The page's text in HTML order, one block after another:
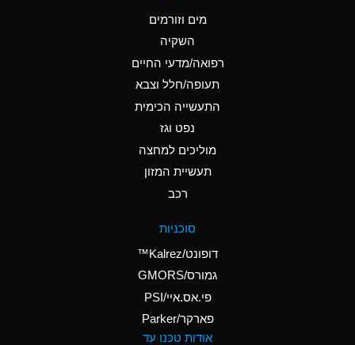
Ammonium Hydroxide
A
Ammonium Nitrate
Ammonium Nitrite
Ammonium Persulfate
Ammonium Phosphate
A
Ammonium Sulfate
*
מים וזורמים
השקיה
רפואה/מדעי החיים
תעופה/חלל וצבא
התעשייה הכימית
נפט וגז
מוליכים למחצה
תעשיית המזון
רכב
סוכניות
דופונט/Kalrez™
גמורס/GMORS
פי.אס.איי/PSI
פארקר/Parker
אודות טכנו עד